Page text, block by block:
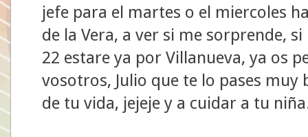
jefe para el martes o el miercoles
de la Vera, a ver si me sorprende,
22 estare ya por Villanueva, ya os
vosotros, Julio que te lo pases
de tu vida, jejeje y a cuidar a tu